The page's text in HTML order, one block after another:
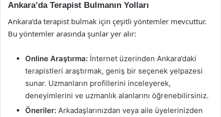
Ankara’da Terapist Bulmanın Yolları
Ankara’da terapist bulmak için çeşitli yöntemler mevcuttur.
Bu yöntemler arasında şunlar yer alır:
Online Araştırma: İnternet üzerinden Ankara’daki
terapistleri araştırmak, geniş bir seçenek yelpazesi
sunar. Uzmanların profillerini inceleyerek,
deneyimlerini ve uzmanlık alanlarını öğrenebilirsiniz.
Öneriler: Arkadaşlarınızdan veya aile üyelerinizden